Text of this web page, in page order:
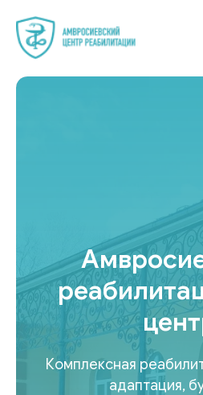
Комплексная
адаптация,